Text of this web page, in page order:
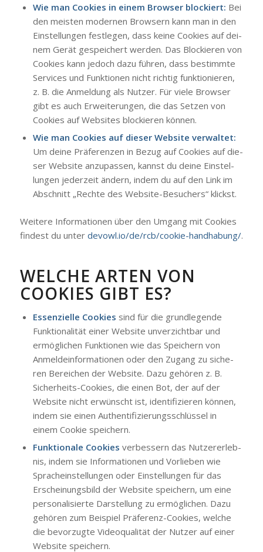
Wie man Coo­kies in einem Brow­ser blo­ckiert: Bei
den meis­ten moder­nen Brow­sern kann man in den
Ein­stel­lun­gen fest­le­gen, dass kei­ne Coo­kies auf dei­
nem Gerät gespei­chert wer­den. Das Blo­ckie­ren von
Coo­kies kann jedoch dazu füh­ren, dass bestimm­te
Ser­vices und Funk­tio­nen nicht rich­tig funk­tio­nie­ren,
z. B. die Anmel­dung als Nut­zer. Für vie­le Brow­ser
gibt es auch Erwei­te­run­gen, die das Set­zen von
Coo­kies auf Web­sites blo­ckie­ren kön­nen.
Wie man Coo­kies auf die­ser Web­site ver­wal­tet:
Um dei­ne Prä­fe­ren­zen in Bezug auf Coo­kies auf die­
ser Web­site anzu­pas­sen, kannst du dei­ne Ein­stel­
lun­gen jeder­zeit ändern, indem du auf den Link im
Abschnitt „Rech­te des Web­site-Besu­chers“ klickst.
Wei­te­re Infor­ma­tio­nen über den Umgang mit Coo­kies
fin­dest du unter devowl.io/de/rcb/cookie-handhabung/.
WEL­CHE ARTEN VON
COO­KIES GIBT ES?
Essen­zi­el­le Coo­kies sind für die grund­le­gen­de
Funk­tio­na­li­tät einer Web­site unver­zicht­bar und
ermög­li­chen Funk­tio­nen wie das Spei­chern von
Anmel­de­infor­ma­tio­nen oder den Zugang zu siche­
ren Berei­chen der Web­site. Dazu gehö­ren z. B.
Sicher­heits-Coo­kies, die einen Bot, der auf der
Web­site nicht erwünscht ist, iden­ti­fi­zie­ren kön­nen,
indem sie einen Authen­ti­fi­zie­rungs­schlüs­sel in
einem Coo­kie spei­chern.
Funk­tio­na­le Coo­kies ver­bes­sern das Nut­zer­er­leb­
nis, indem sie Infor­ma­tio­nen und Vor­lie­ben wie
Sprach­ein­stel­lun­gen oder Ein­stel­lun­gen für das
Erschei­nungs­bild der Web­site spei­chern, um eine
per­so­na­li­sier­te Dar­stel­lung zu ermög­li­chen. Dazu
gehö­ren zum Bei­spiel Prä­fe­renz-Coo­kies, wel­che
die bevor­zug­te Video­qua­li­tät der Nut­zer auf einer
Web­site spei­chern.